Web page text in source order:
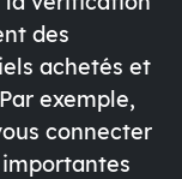
des
achetés et
exemple,
connecter